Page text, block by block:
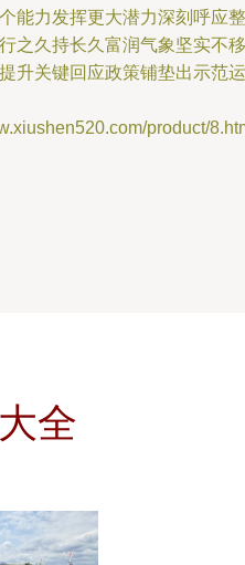
能力发挥更大潜力深刻呼应整
之久持长久富润气象坚实不移
升关键回应政策铺垫出示范运
product/
全